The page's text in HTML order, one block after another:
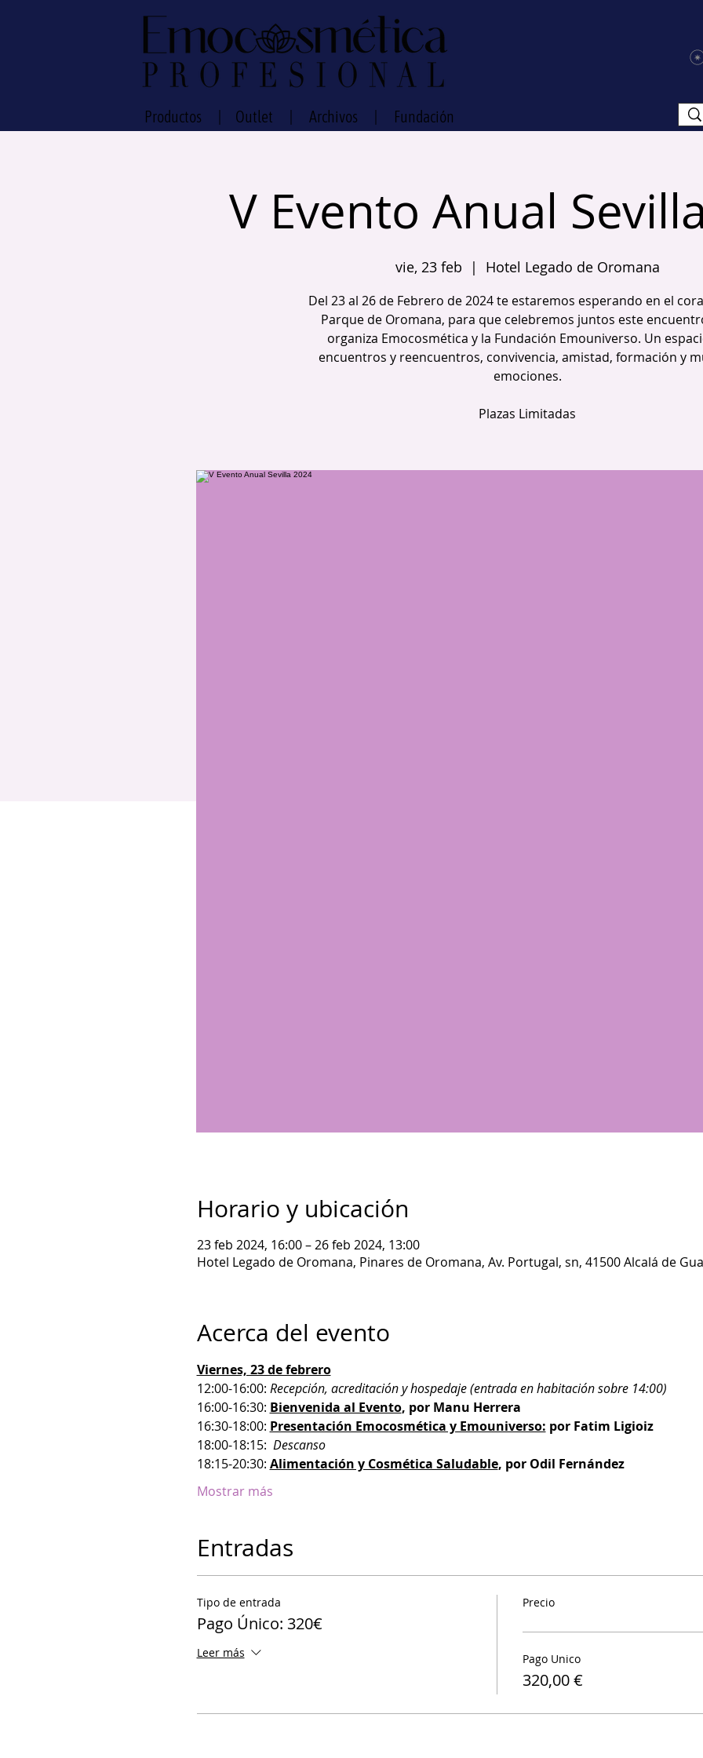
Productos Outlet Archivos Fundación
V Evento Anual
vie, 23 feb
  |
Hotel Legado de Oromana
Del 23 al 26 de Febrero de 2024 te estaremos esperando en el
Parque de Oromana, para que celebremos juntos este
organiza Emocosmética y la Fundación Emouniverso. Un
encuentros y reencuentros, convivencia, amistad, formación y
emociones.
Plazas Limitadas
Horario y ubicación
23 feb 2024, 16:00 – 26 feb 2024, 13:00
Hotel Legado de Oromana, Pinares de Oromana, Av. Portugal, sn, 41500 Alcalá de
Acerca del evento
Viernes, 23 de febrero
12:00-16:00: Recepción, acreditación y hospedaje (entrada en habitación sobre 14:00)
16:00-16:30: Bienvenida al Evento, por Manu Herrera
16:30-18:00: Presentación Emocosmética y Emouniverso: por Fatim Ligioiz
18:00-18:15: Descanso
18:15-20:30: Alimentación y Cosmética Saludable, por Odil Fernández
Mostrar más
Entradas
Tipo de entrada
Pago Único: 320€
Leer más
Precio
Pago Unico
320,00 €